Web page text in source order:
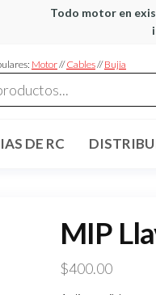
Todo motor en
Motor//Cables//Bujia
DE RC
MIP
$400.00